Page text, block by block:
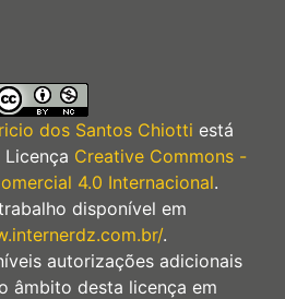
dos Santos Chiotti está
Creative Commons -
4.0 Internacional.
disponível em
.
autorizações adicionais
âmbito desta licença em